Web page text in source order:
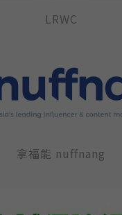
LRWC
拿福能 nuffnang